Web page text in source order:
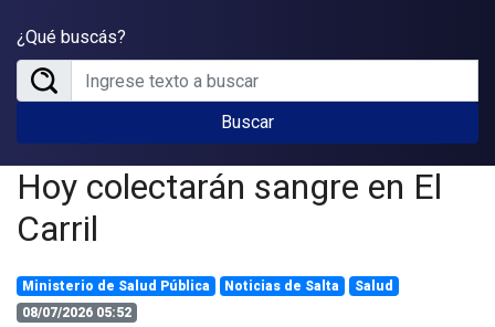
¿Qué buscás?
Buscar
Hoy colectarán sangre en El
Carril
Ministerio de Salud Pública Noticias de Salta
Salud
08/07/2026 05:52